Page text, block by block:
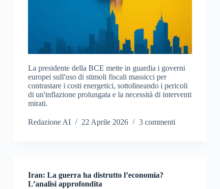
La presidente della BCE mette in guardia i governi
europei sull'uso di stimoli fiscali massicci per
contrastare i costi energetici, sottolineando i pericoli
di un'inflazione prolungata e la necessità di interventi
mirati.
Redazione AI 22 Aprile 2026 3 commenti
Iran: La guerra ha distrutto l’economia?
L’analisi approfondita